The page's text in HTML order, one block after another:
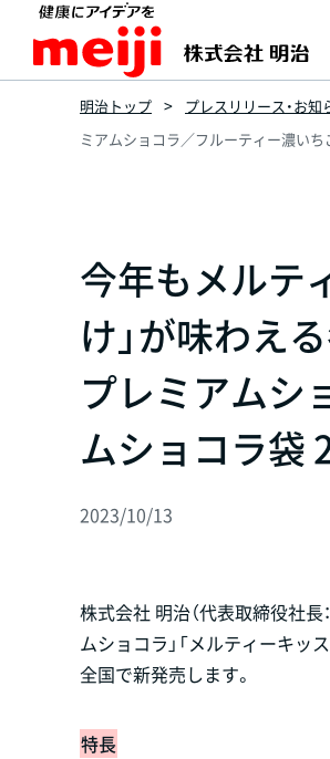
明治トップ プレスリリース・お知
ミアムショコラ／フルーティー濃い
今年もメルテ
け」が味わえ
プレミアムシ
ムショコラ袋
2023/10/13
株式会社 明治（代表取締役社長
ムショコラ」「メルティーキッ
全国で新発売します。
特長